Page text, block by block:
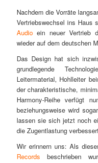
Nachdem die Vorräte
Vertriebswechsel ins
Audioein neuer Vertrieb
wieder auf dem deutschen
Das Design hat sich
grundlegende
Leitermaterial, Hohlleiter
der charakteristische,
Harmony-Reihe verfügt
beziehungsweise wird
lassen sie sich jetzt noch
die Zugentlastung
Wir erinnern uns: Als
Records beschrieben